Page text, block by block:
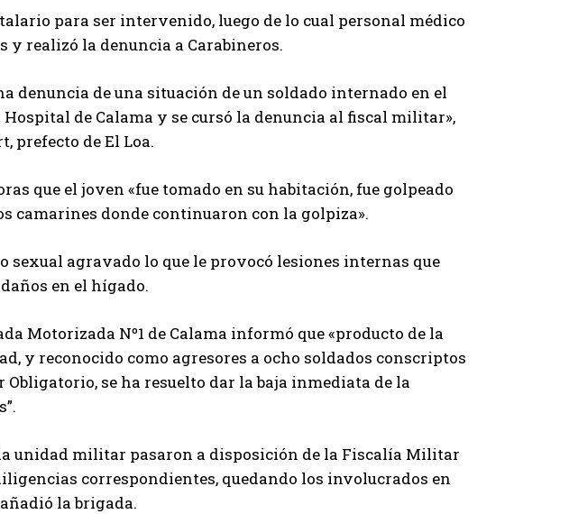
para ser intervenido, luego de lo cual personal médico
y realizó la denuncia a Carabineros.
denuncia de una situación de un soldado internado en el
de Calama y se cursó la denuncia al fiscal militar»,
prefecto de El Loa.
que el joven «fue tomado en su habitación, fue golpeado
camarines donde continuaron con la golpiza».
sexual agravado lo que le provocó lesiones internas que
en el hígado.
Motorizada Nº1 de Calama informó que «producto de la
y reconocido como agresores a ocho soldados conscriptos
se ha resuelto dar la baja inmediata de la
unidad militar pasaron a disposición de la Fiscalía Militar
correspondientes, quedando los involucrados en
la brigada.